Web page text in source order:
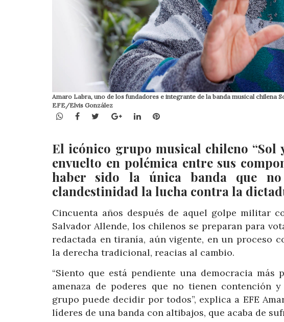
Amaro Labra, uno de los fundadores e integrante de la banda musical chilena
EFE/Elvis González
WhatsApp
Facebook
TwitterGoogle+LinkedInPinterest
El icónico grupo musical chileno “Sol
envuelto en polémica entre sus
haber sido la única banda que
clandestinidad la lucha contra la
Cincuenta años después de aquel golpe militar
Salvador Allende, los chilenos se preparan para
redactada en tiranía, aún vigente, en un proceso
la derecha tradicional, reacias al cambio.
“Siento que está pendiente una democracia
amenaza de poderes que no tienen contención
grupo puede decidir por todos”, explica a EFE
líderes de una banda con altibajos, que acaba de